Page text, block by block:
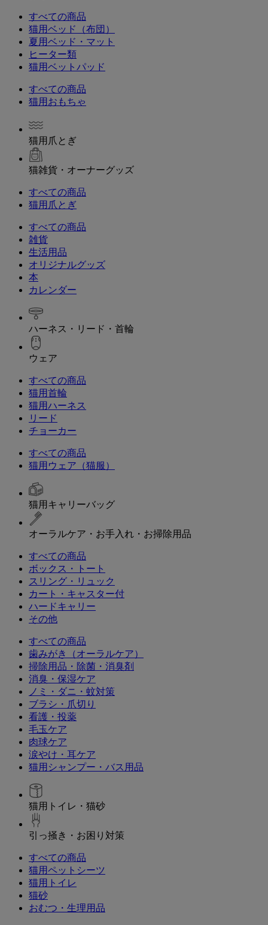
すべての商品
猫用ベッド（布団）
夏用ベッド・マット
ヒーター類
猫用ベットパッド
すべての商品
猫用おもちゃ
猫用爪とぎ
猫雑貨・オーナーグッズ
すべての商品
猫用爪とぎ
すべての商品
雑貨
生活用品
オリジナルグッズ
本
カレンダー
ハーネス・リード・首輪
ウェア
すべての商品
猫用首輪
猫用ハーネス
リード
チョーカー
すべての商品
猫用ウェア（猫服）
猫用キャリーバッグ
オーラルケア・お手入れ・お掃除用品
すべての商品
ボックス・トート
スリング・リュック
カート・キャスター付
ハードキャリー
その他
すべての商品
歯みがき（オーラルケア）
掃除用品・除菌・消臭剤
消臭・保湿ケア
ノミ・ダニ・蚊対策
ブラシ・爪切り
看護・投薬
毛玉ケア
肉球ケア
涙やけ・耳ケア
猫用シャンプー・バス用品
猫用トイレ・猫砂
引っ掻き・お困り対策
すべての商品
猫用ペットシーツ
猫用トイレ
猫砂
おむつ・生理用品